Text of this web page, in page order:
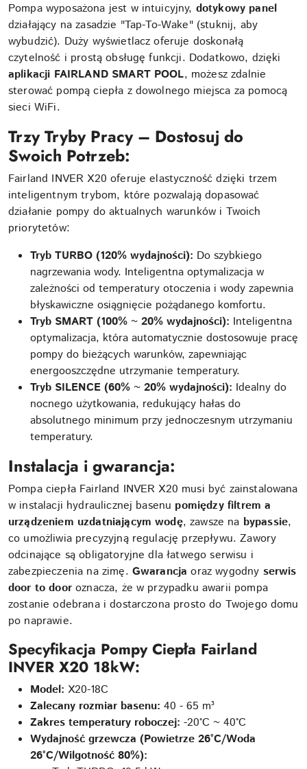
Pompa wyposażona jest w intuicyjny, dotykowy panel
działający na zasadzie "Tap-To-Wake" (stuknij, aby
wybudzić). Duży wyświetlacz oferuje doskonałą
czytelność i prostą obsługę funkcji. Dodatkowo, dzięki
aplikacji FAIRLAND SMART POOL, możesz zdalnie
sterować pompą ciepła z dowolnego miejsca za pomocą
sieci WiFi.
Trzy Tryby Pracy – Dostosuj do
Swoich Potrzeb:
Fairland INVER X20 oferuje elastyczność dzięki trzem
inteligentnym trybom, które pozwalają dopasować
działanie pompy do aktualnych warunków i Twoich
priorytetów:
Tryb TURBO (120% wydajności): Do szybkiego
nagrzewania wody. Inteligentna optymalizacja w
zależności od temperatury otoczenia i wody zapewnia
błyskawiczne osiągnięcie pożądanego komfortu.
Tryb SMART (100% ~ 20% wydajności): Inteligentna
optymalizacja, która automatycznie dostosowuje pracę
pompy do bieżących warunków, zapewniając
energooszczędne utrzymanie temperatury.
Tryb SILENCE (60% ~ 20% wydajności): Idealny do
nocnego użytkowania, redukujący hałas do
absolutnego minimum przy jednoczesnym utrzymaniu
temperatury.
Instalacja i gwarancja:
Pompa ciepła Fairland INVER X20 musi być zainstalowana
w instalacji hydraulicznej basenu pomiędzy filtrem a
urządzeniem uzdatniającym wodę, zawsze na bypassie,
co umożliwia precyzyjną regulację przepływu. Zawory
odcinające są obligatoryjne dla łatwego serwisu i
zabezpieczenia na zimę. Gwarancja oraz wygodny serwis
door to dooroznacza, że w przypadku awarii pompa
zostanie odebrana i dostarczona prosto do Twojego domu
po naprawie.
Specyfikacja Pompy Ciepła Fairland
INVER X20 18kW:
Model: X20-18C
Zalecany rozmiar basenu: 40 - 65 m³
Zakres temperatury roboczej: -20°C ~ 40°C
Wydajność grzewcza (Powietrze 26°C/Woda
26°C/Wilgotność 80%):